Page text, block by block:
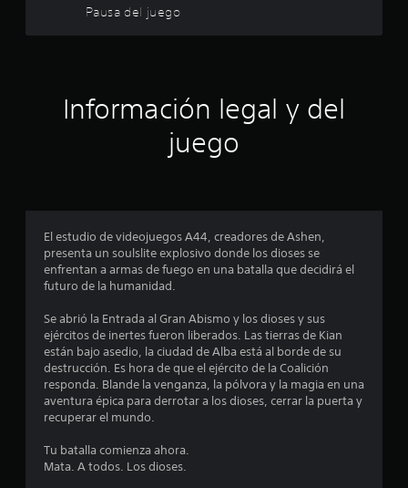
o
e
3
4
e
Pausa del juego
Información legal y del
juego
El estudio de videojuegos A44, creadores de Ashen,
presenta un soulslite explosivo donde los dioses se
enfrentan a armas de fuego en una batalla que decidirá el
futuro de la humanidad.
Se abrió la Entrada al Gran Abismo y los dioses y sus
ejércitos de inertes fueron liberados. Las tierras de Kian
están bajo asedio, la ciudad de Alba está al borde de su
destrucción. Es hora de que el ejército de la Coalición
responda. Blande la venganza, la pólvora y la magia en una
aventura épica para derrotar a los dioses, cerrar la puerta y
recuperar el mundo.
Tu batalla comienza ahora.
Mata. A todos. Los dioses.